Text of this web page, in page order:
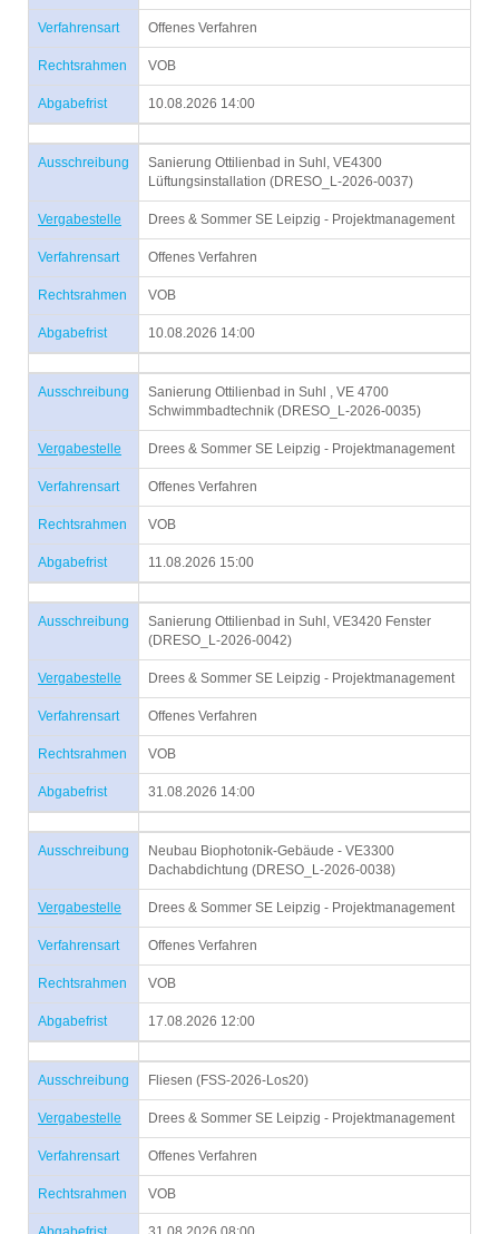
Verfahrensart Offenes Verfahren
Rechtsrahmen VOB
Abgabefrist 10.08.2026 14:00
Ausschreibung
Sanierung Ottilienbad in Suhl, VE4300
Lüftungsinstallation (DRESO_L-2026-0037)
Vergabestelle Drees & Sommer SE Leipzig - Projektmanagement
Verfahrensart Offenes Verfahren
Rechtsrahmen VOB
Abgabefrist 10.08.2026 14:00
Ausschreibung
Sanierung Ottilienbad in Suhl , VE 4700
Schwimmbadtechnik (DRESO_L-2026-0035)
Vergabestelle Drees & Sommer SE Leipzig - Projektmanagement
Verfahrensart Offenes Verfahren
Rechtsrahmen VOB
Abgabefrist 11.08.2026 15:00
Ausschreibung
Sanierung Ottilienbad in Suhl, VE3420 Fenster
(DRESO_L-2026-0042)
Vergabestelle Drees & Sommer SE Leipzig - Projektmanagement
Verfahrensart Offenes Verfahren
Rechtsrahmen VOB
Abgabefrist 31.08.2026 14:00
Ausschreibung
Neubau Biophotonik-Gebäude - VE3300
Dachabdichtung (DRESO_L-2026-0038)
Vergabestelle Drees & Sommer SE Leipzig - Projektmanagement
Verfahrensart Offenes Verfahren
Rechtsrahmen VOB
Abgabefrist 17.08.2026 12:00
Ausschreibung Fliesen (FSS-2026-Los20)
Vergabestelle Drees & Sommer SE Leipzig - Projektmanagement
Verfahrensart Offenes Verfahren
Rechtsrahmen VOB